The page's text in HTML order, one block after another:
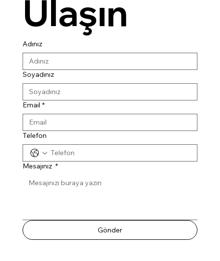
Adınız
Soyadınız
Email *
Telefon
Mesajınız *
Gönder